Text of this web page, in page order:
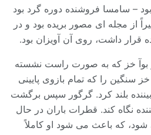
– سامسا فروشنده دوره گرد بود
از مجله ای مصور بریده بود و در
قرار داشت، روی آن آویزان بود.
بوآ خز که به صورت راست نشسته
سنگین را که تمام بازوی پایینی
بلند کرد. گرگور سپس برگشت
نگاه کند. قطرات باران در حال
که باعث می شود او کاملاً